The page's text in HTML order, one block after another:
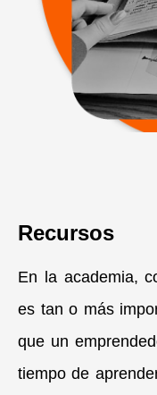
Recursos
En la academia,
es tan o más
que un
tiempo de